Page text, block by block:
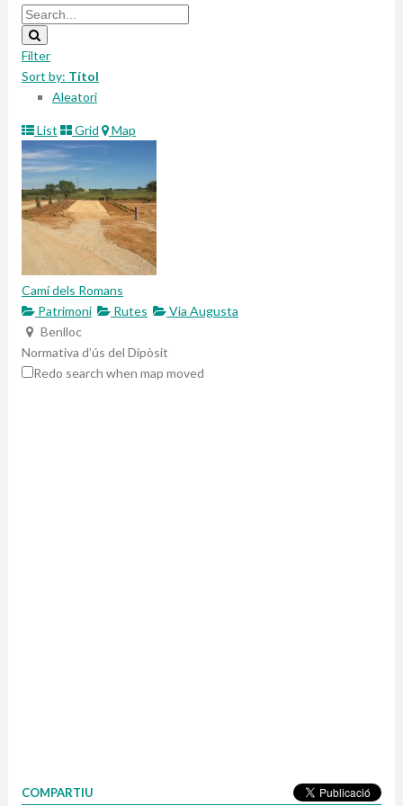
Filter
Sort by: Títol
Aleatori
List Grid Map
Camí dels Romans
Patrimoni
Rutes
Via Augusta
Benlloc
Normativa d’ús del Dipòsit
Redo search when map moved
COMPARTIU